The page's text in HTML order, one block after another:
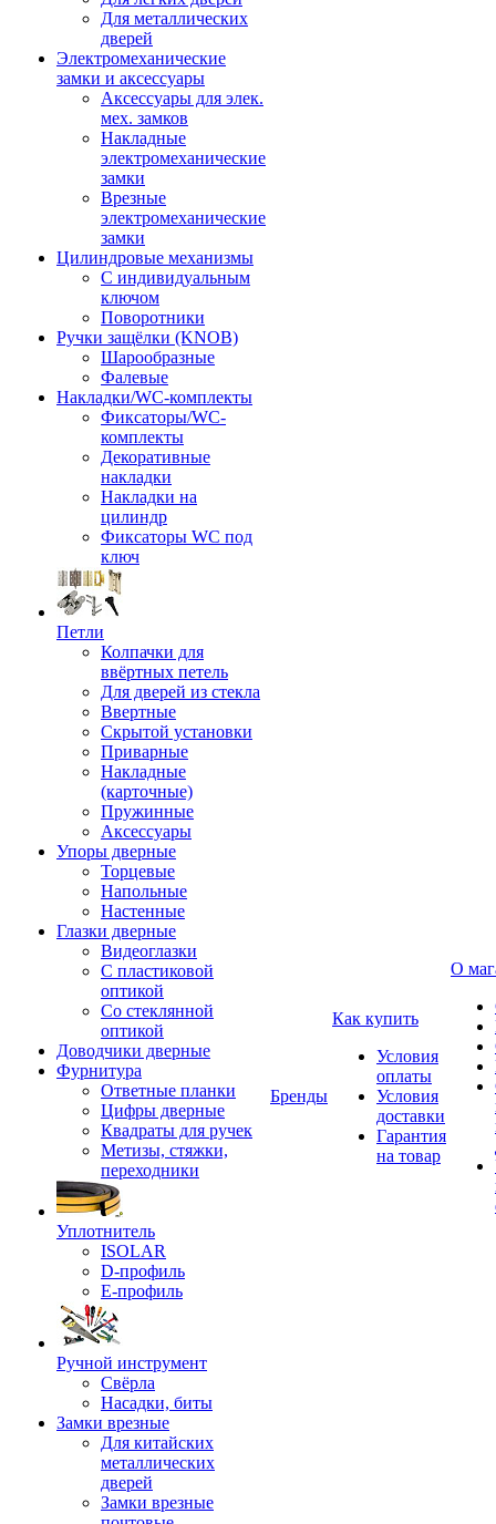
Для металлических
дверей
Электромеханические
замки и аксессуары
Аксессуары для элек.
мех. замков
Накладные
электромеханические
замки
Врезные
электромеханические
замки
Цилиндровые механизмы
С индивидуальным
ключом
Поворотники
Ручки защёлки (KNOB)
Шарообразные
Фалевые
Накладки/WC-комплекты
Фиксаторы/WC-
комплекты
Декоративные
накладки
Накладки на
цилиндр
Фиксаторы WC под
ключ
Петли
Колпачки для
ввёртных петель
Для дверей из стекла
Ввертные
Скрытой установки
Приварные
Накладные
(карточные)
Пружинные
Аксессуары
Упоры дверные
Торцевые
Напольные
Настенные
Глазки дверные
Видеоглазки
С пластиковой
оптикой
Со стеклянной
оптикой
Доводчики дверные
Фурнитура
Ответные планки
Цифры дверные
Квадраты для ручек
Метизы, стяжки,
переходники
Уплотнитель
ISOLAR
D-профиль
Е-профиль
Ручной инструмент
Свёрла
Насадки, биты
Замки врезные
Для китайских
металлических
дверей
Замки врезные
Бренды
Как купить
Условия
оплаты
Условия
доставки
Гарантия
на товар
О